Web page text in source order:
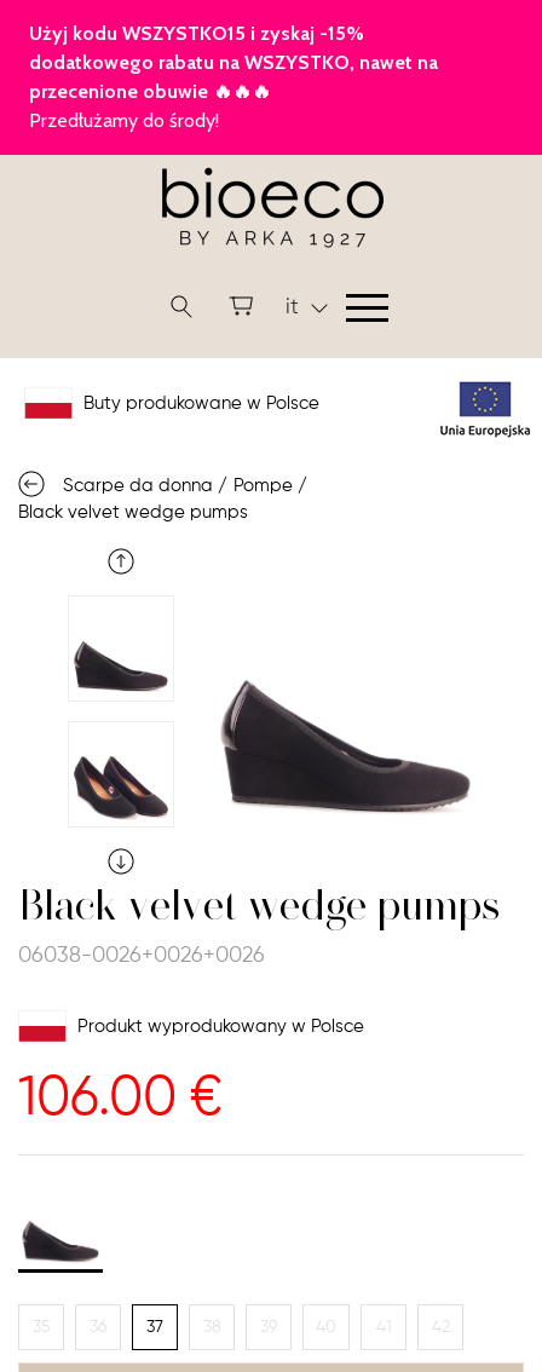
it
Buty produkowane w Polsce
Scarpe da donna / Pompe /
Black velvet wedge pumps
Black velvet wedge pumps
06038-0026+0026+0026
Produkt wyprodukowany w Polsce
106.00 €
35 36 37 38 39 40 41 42